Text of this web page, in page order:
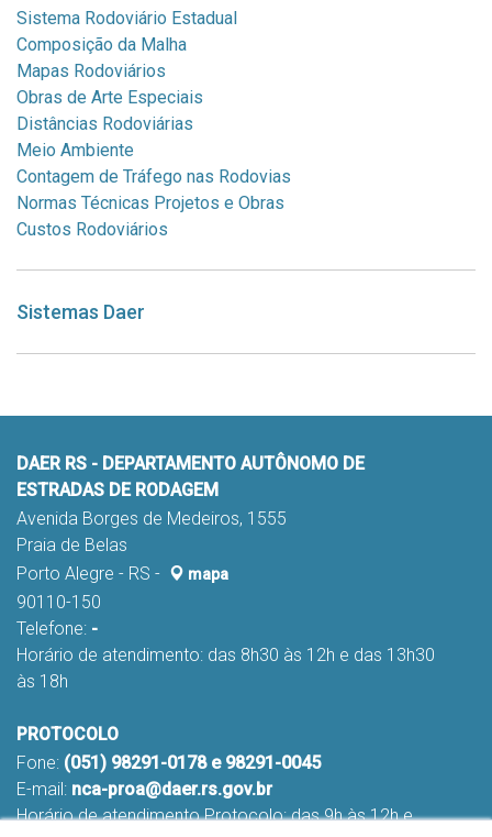
Sistema Rodoviário Estadual
Composição da Malha
Mapas Rodoviários
Obras de Arte Especiais
Distâncias Rodoviárias
Meio Ambiente
Contagem de Tráfego nas Rodovias
Normas Técnicas Projetos e Obras
Custos Rodoviários
Sistemas Daer
DAER RS - DEPARTAMENTO AUTÔNOMO DE
ESTRADAS DE RODAGEM
Avenida Borges de Medeiros, 1555
Praia de Belas
Porto Alegre - RS -
mapa
90110-150
Telefone: -
Horário de atendimento: das 8h30 às 12h e das 13h30
às 18h
PROTOCOLO
Fone: (051) 98291-0178 e 98291-0045
E-mail: nca-proa@daer.rs.gov.br
Horário de atendimento Protocolo: das 9h às 12h e